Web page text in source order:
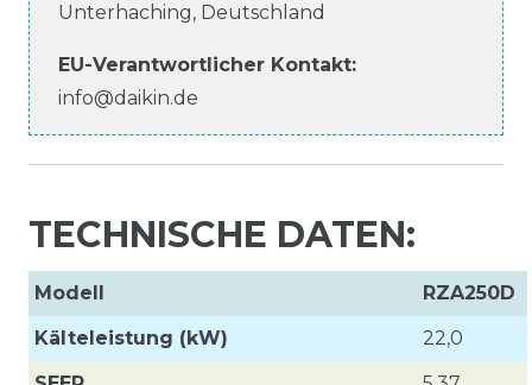
Unterhaching, Deutschland
EU-Verantwortlicher Kontakt:
info@daikin.de
TECHNISCHE DATEN:
Modell
RZA250D
Kälteleistung (kW)
22,0